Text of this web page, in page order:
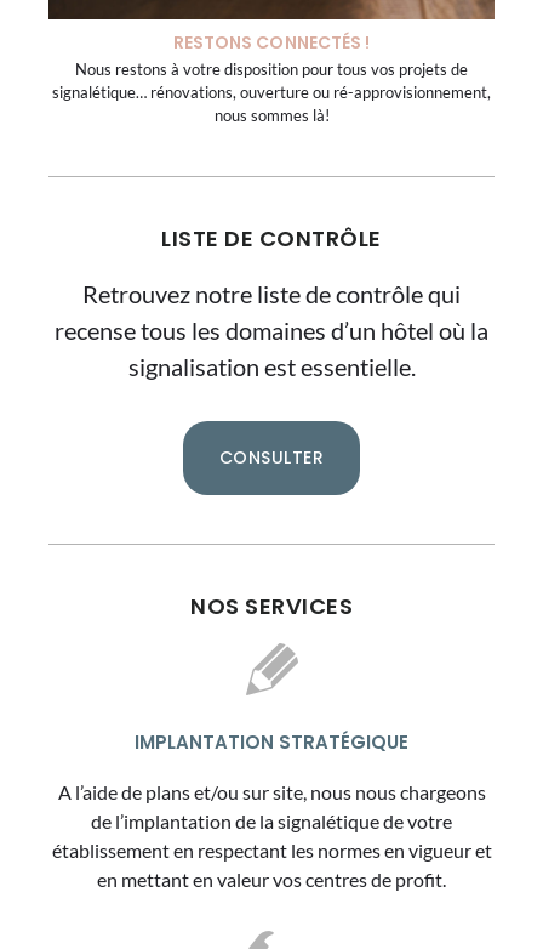
RESTONS CONNECTÉS !
Nous restons à votre disposition pour tous vos projets de
signalétique… rénovations, ouverture ou ré-approvisionnement,
nous sommes là!
LISTE DE CONTRÔLE
Retrouvez notre liste de contrôle qui
recense tous les domaines d’un hôtel où la
signalisation est essentielle.
CONSULTER
NOS SERVICES
IMPLANTATION STRATÉGIQUE
A l’aide de plans et/ou sur site, nous nous chargeons
de l’implantation de la signalétique de votre
établissement en respectant les normes en vigueur et
en mettant en valeur vos centres de profit.